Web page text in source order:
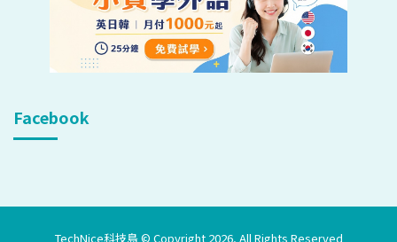
Facebook
TechNice科技島 © Copyright 2026, All Rights Reserved